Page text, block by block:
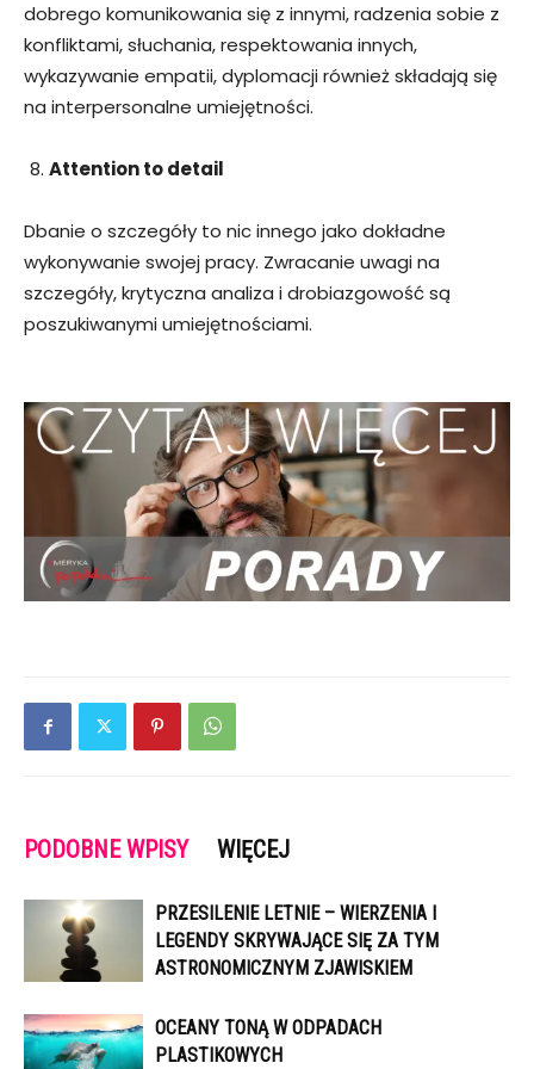
dobrego komunikowania się z innymi, radzenia sobie z
konfliktami, słuchania, respektowania innych,
wykazywanie empatii, dyplomacji również składają się
na interpersonalne umiejętności.
Attention to detail
Dbanie o szczegóły to nic innego jako dokładne
wykonywanie swojej pracy. Zwracanie uwagi na
szczegóły, krytyczna analiza i drobiazgowość są
poszukiwanymi umiejętnościami.
PODOBNE WPISY WIĘCEJ
PRZESILENIE LETNIE – WIERZENIA I
LEGENDY SKRYWAJĄCE SIĘ ZA TYM
ASTRONOMICZNYM ZJAWISKIEM
OCEANY TONĄ W ODPADACH
PLASTIKOWYCH